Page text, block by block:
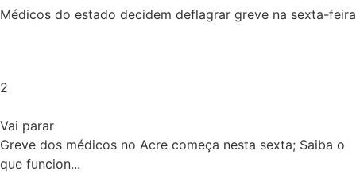
Médicos do estado decidem deflagrar greve na sexta-feira
2
Vai parar
Greve dos médicos no Acre começa nesta sexta; Saiba o
que funcion...